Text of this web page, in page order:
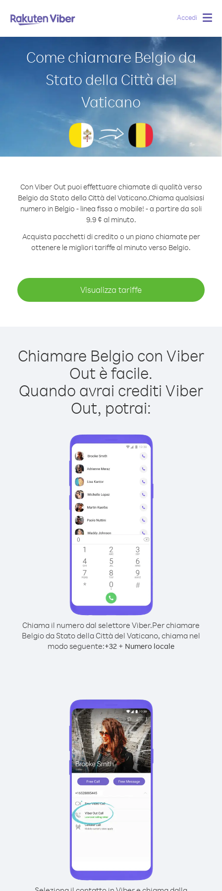
Accedi
Come chiamare Belgio da
Stato della Città del
Vaticano
Con Viber Out puoi effettuare chiamate di qualità verso
Belgio da Stato della Città del Vaticano.Chiama qualsiasi
numero in Belgio - linea fissa o mobile! - a partire da soli
9.9 ¢ al minuto.
Acquista pacchetti di credito o un piano chiamate per
ottenere le migliori tariffe al minuto verso Belgio.
Visualizza tariffe
Chiamare Belgio con Viber
Out è facile.
Quando avrai crediti Viber
Out, potrai:
Chiama il numero dal selettore Viber.Per chiamare
Belgio da Stato della Città del Vaticano, chiama nel
modo seguente:+32 + Numero locale